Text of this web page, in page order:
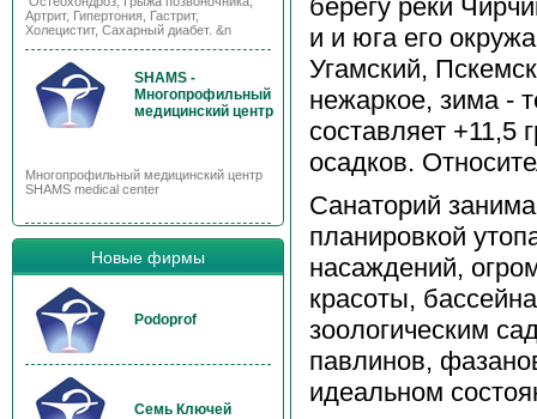
Артрит, Гипертония, Гастрит,
Холецистит, Сахарный диабет. &n
SHAMS -
Многопрофильный
медицинский центр
Многопрофильный медицинский центр
SHAMS medical center
Новые фирмы
Podoprof
Семь Ключей
берегу реки
и и юга его
Угамский,
нежаркое, зима -
составляет +11,5
осадков.
Санаторий
планировкой
насаждений,
красоты,
зоологическим
павлинов,
идеальном